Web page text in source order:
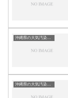
沖縄県の大気汚染・PM2.5・黄砂・エアロゾルの数値
沖縄県の大気汚染・PM2.5・黄砂・エアロゾルの数値